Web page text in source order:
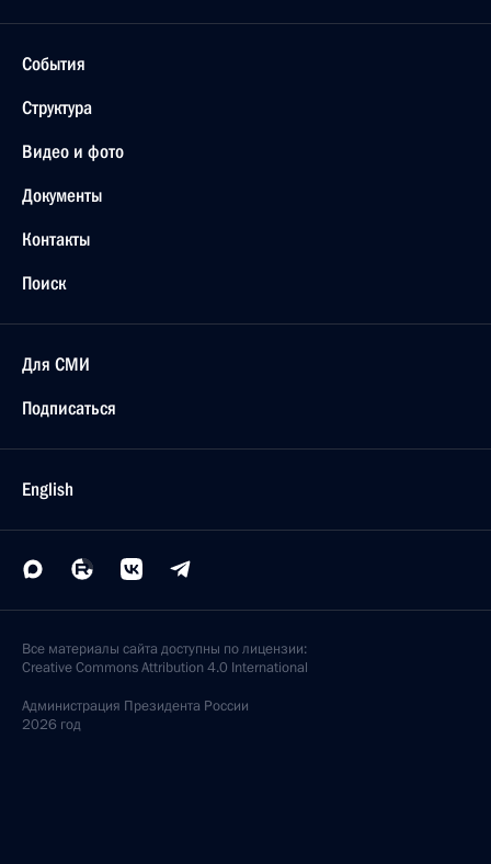
поручений, данных по итогам работы мобильной
приёмной Президента в Томской области
по итогам работы мобильной приёмной
Президента в Томской области
5 ноября 2011 года, 11:50
Об исполнении поручения Президента,
касающегося ограничения трудовой деятельности
лиц, осуждённых за преступления экстремистской
направленности
21 октября 2011 года, 17:20
Генсекретаря ООН Юрием Федотовым